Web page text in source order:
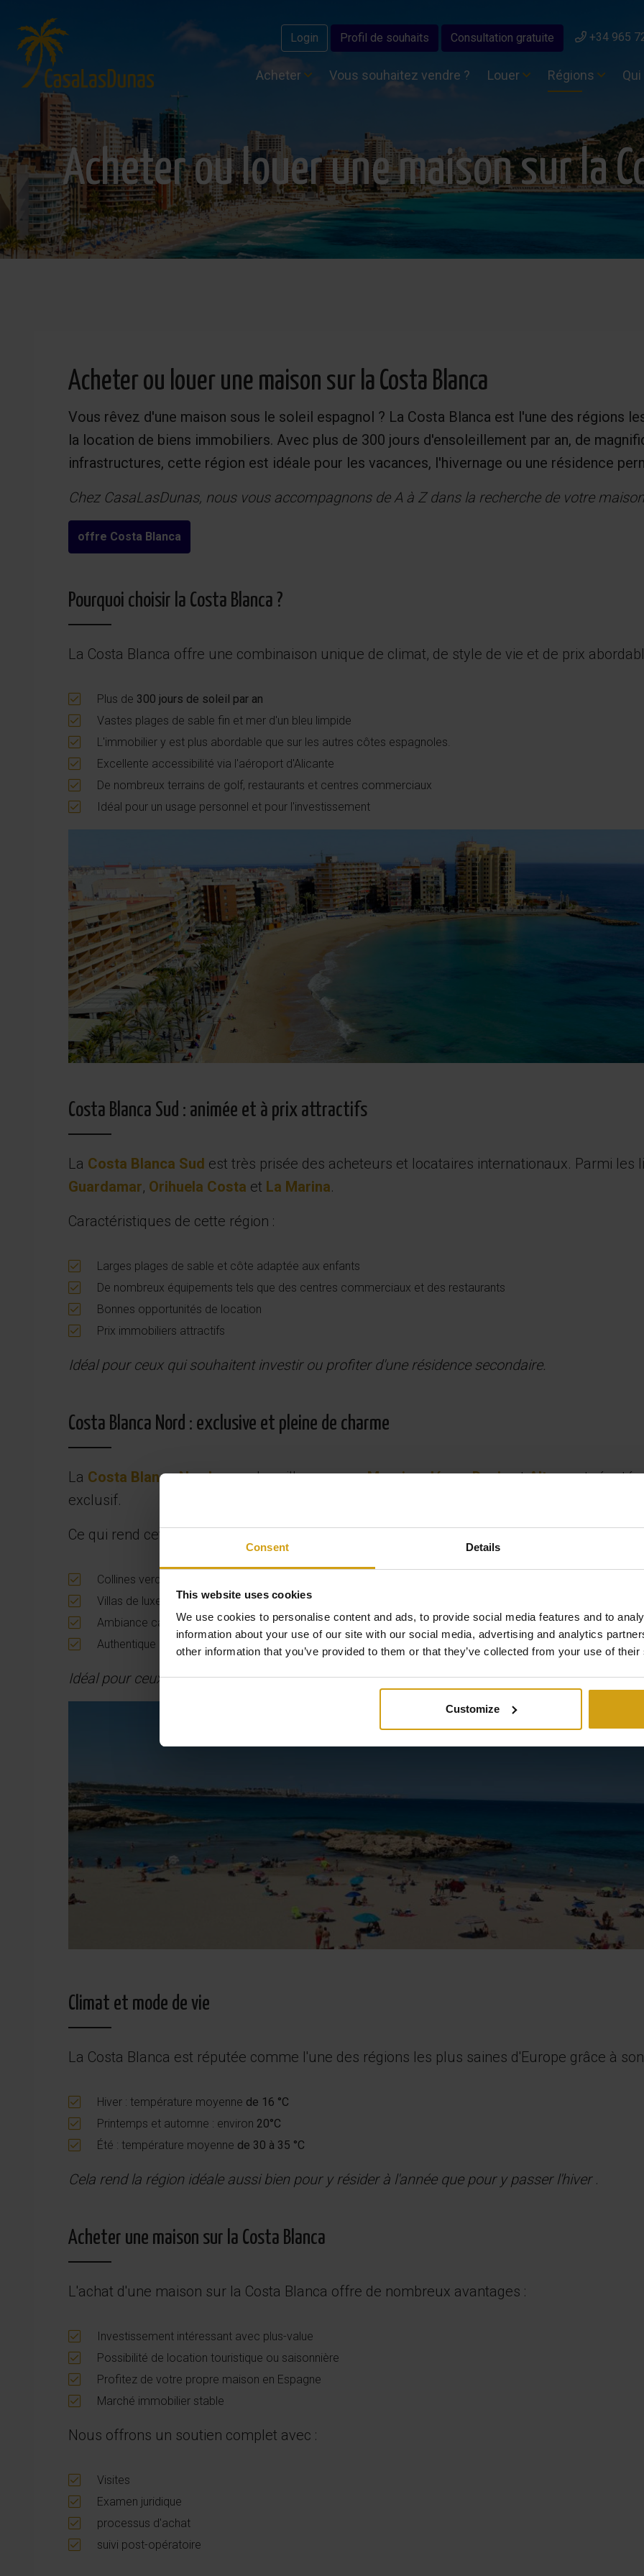
Consent Details
This website uses cookies
We use cookies to personalise content and ads, to provide social media features and to
information about your use of our site with our social media, advertising and analytics
other information that you’ve provided to them or that they’ve collected from your use of
Customize
Login Profil de souhaits Consultation gratuite +34 965
Acheter Vous souhaitez vendre ? Louer Régions
Acheter ou louer une maison sur la
Acheter ou louer une maison sur la Costa Blanca
Vous rêvez d'une maison sous le soleil espagnol ? La Costa Blanca est l'une des régions
la location de biens immobiliers. Avec plus de 300 jours d'ensoleillement par an, de
infrastructures, cette région est idéale pour les vacances, l'hivernage ou une résidence
Chez CasaLasDunas, nous vous accompagnons de A à Z dans la recherche de votre
offre Costa Blanca
Pourquoi choisir la Costa Blanca ?
La Costa Blanca offre une combinaison unique de climat, de style de vie et de prix
Plus de 300 jours de soleil par an
Vastes plages de sable fin et mer d'un bleu limpide
L'immobilier y est plus abordable que sur les autres côtes espagnoles.
Excellente accessibilité via l'aéroport d'Alicante
De nombreux terrains de golf, restaurants et centres commerciaux
Idéal pour un usage personnel et pour l'investissement
Costa Blanca Sud : animée et à prix attractifs
La Costa Blanca Sud est très prisée des acheteurs et locataires internationaux. Parmi
Guardamar, Orihuela Costa et La Marina.
Caractéristiques de cette région :
Larges plages de sable et côte adaptée aux enfants
De nombreux équipements tels que des centres commerciaux et des restaurants
Bonnes opportunités de location
Prix immobiliers attractifs
Idéal pour ceux qui souhaitent investir ou profiter d'une résidence secondaire.
Costa Blanca Nord : exclusive et pleine de charme
La Costa Blanca Nord, avec des villes commeMoraira,Jávea,DeniaetAltea, est
exclusif.
Ce qui rend cette région unique :
Collines verdoyantes et côtes impressionnantes
Villas de luxe et appartements haut de gamme
Ambiance calme et résidentielle
Authentique charme espagnol
Idéal pour ceux qui recherchent la paix, le luxe et la qualité.
Climat et mode de vie
La Costa Blanca est réputée comme l'une des régions les plus saines d'Europe grâce à
Hiver : température moyenne de 16 °C
Printemps et automne : environ 20°C
Été : température moyenne de 30 à 35 °C
Cela rend la région idéale aussi bien pour y résider à l'année que pour y passer l'hiver.
Acheter une maison sur la Costa Blanca
L'achat d'une maison sur la Costa Blanca offre de nombreux avantages :
Investissement intéressant avec plus-value
Possibilité de location touristique ou saisonnière
Profitez de votre propre maison en Espagne
Marché immobilier stable
Nous offrons un soutien complet avec :
Visites
Examen juridique
processus d'achat
suivi post-opératoire